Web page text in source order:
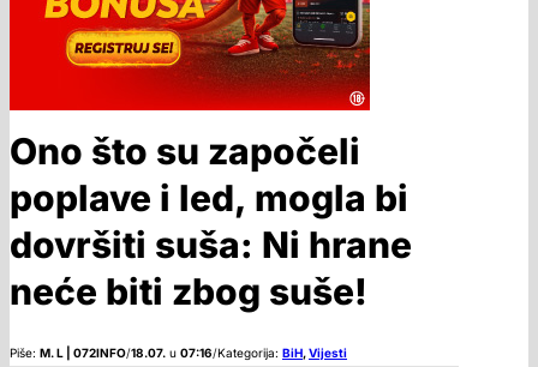
Ono što su započeli
poplave i led, mogla bi
dovršiti suša: Ni hrane
neće biti zbog suše!
Piše: M. L | 072INFO/18.07. u 07:16/Kategorija: BiH,Vijesti